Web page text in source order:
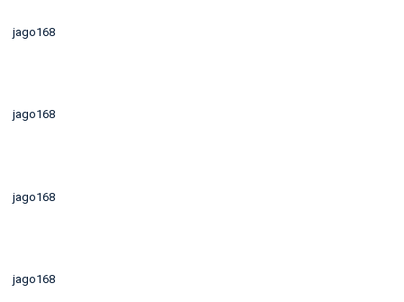
jago168
jago168
jago168
jago168